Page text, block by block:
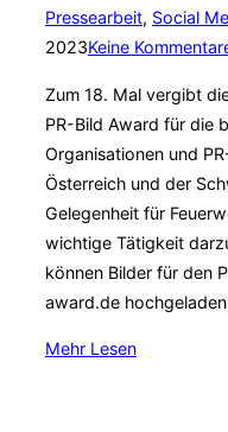
Pressearbeit, Social
2023Keine
Zum 18. Mal vergibt
PR-Bild Award für die
Organisationen und
Österreich und der
Gelegenheit für
wichtige Tätigkeit
können Bilder für den
award.de
Mehr über
Lesen